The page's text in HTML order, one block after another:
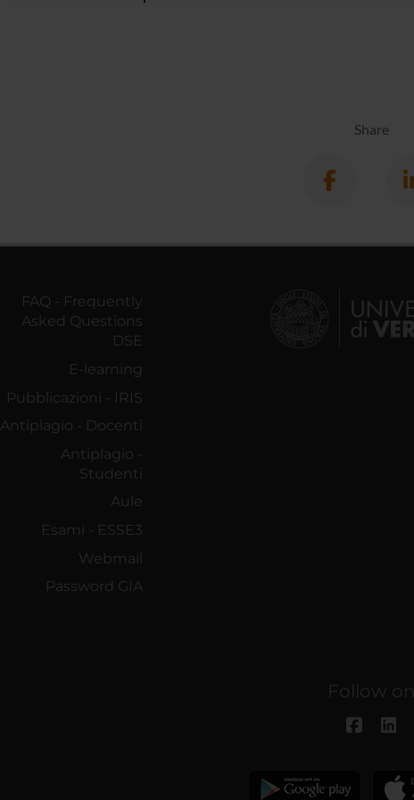
Share
FAQ - Frequently
Asked Questions
DSE
E-learning
Pubblicazioni - IRIS
Antiplagio - Docenti
Antiplagio -
Studenti
Aule
Esami - ESSE3
Webmail
Password GIA
Follow on